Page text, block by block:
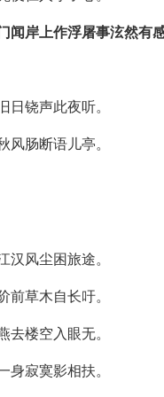
岸上作浮屠事泫然有
铙声此夜听。
肠断语儿亭。
风尘困旅途。
草木自长吁。
楼空入眼无。
寂寞影相扶。